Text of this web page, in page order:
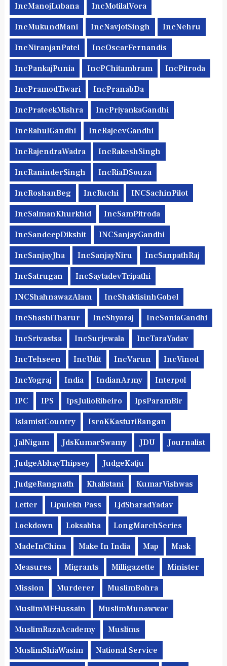
IncManojLubana IncMotilalVora
IncMukundMani IncNavjotSingh IncNehru
IncNiranjanPatel IncOscarFernandis
IncPankajPunia IncPChitambram IncPitroda
IncPramodTiwari IncPranabDa
IncPrateekMishra IncPriyankaGandhi
IncRahulGandhi IncRajeevGandhi
IncRajendraWadra IncRakeshSingh
IncRaninderSingh IncRiaDSouza
IncRoshanBeg IncRuchi INCSachinPilot
IncSalmanKhurkhid IncSamPitroda
IncSandeepDikshit INCSanjayGandhi
IncSanjayJha IncSanjayNiru IncSanpathRaj
IncSatrugan IncSaytadevTripathi
INCShahnawazAlam IncShaktisinhGohel
IncShashiTharur IncShyoraj IncSoniaGandhi
IncSrivastsa IncSurjewala IncTaraYadav
IncTehseen IncUdit IncVarun IncVinod
IncYograj India IndianArmy Interpol
IPC IPS IpsJulioRibeiro IpsParamBir
IslamistCountry IsroKKasturiRangan
JalNigam JdsKumarSwamy JDU Journalist
JudgeAbhayThipsey JudgeKatju
JudgeRangnath Khalistani KumarVishwas
Letter Lipulekh Pass LjdSharadYadav
Lockdown Loksabha LongMarchSeries
MadeInChina Make In India Map Mask
Measures Migrants Milligazette Minister
Mission Murderer MuslimBohra
MuslimMFHussain MuslimMunawwar
MuslimRazaAcademy Muslims
MuslimShiaWasim National Service